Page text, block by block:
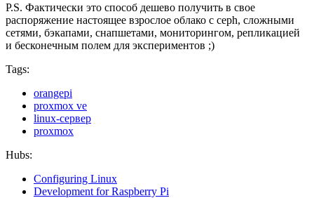
P.S. Фактически это способ дешево получить в свое
распоряжение настоящее взрослое облако с ceph, сложными
сетями, бэкапами, снапшетами, мониторингом, репликацией
и бесконечным полем для экспериментов ;)
Tags:
orangepi
proxmox ve
linux-сервер
proxmox
Hubs:
Configuring Linux
Development for Raspberry Pi